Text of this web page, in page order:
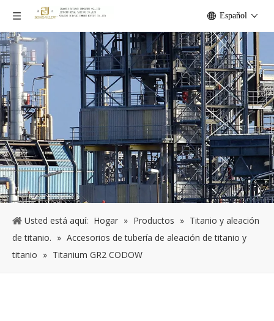
Español
Usted está aquí: Hogar » Productos » Titanio y aleación
de titanio. » Accesorios de tubería de aleación de titanio y
titanio » Titanium GR2 CODOW